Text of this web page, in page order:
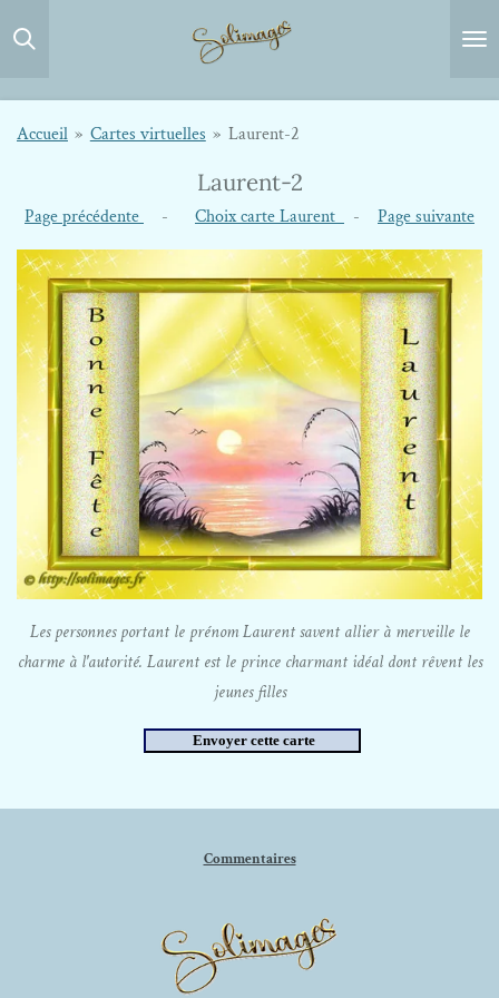
Passer
Accueil » Cartes virtuelles » Laurent-2
Laurent-2
Page précédente - Choix carte Laurent - Page suivante
Les personnes portant le prénom Laurent savent allier à merveille le
charme à l'autorité. Laurent est le prince charmant idéal dont rêvent les
jeunes filles
Commentaires